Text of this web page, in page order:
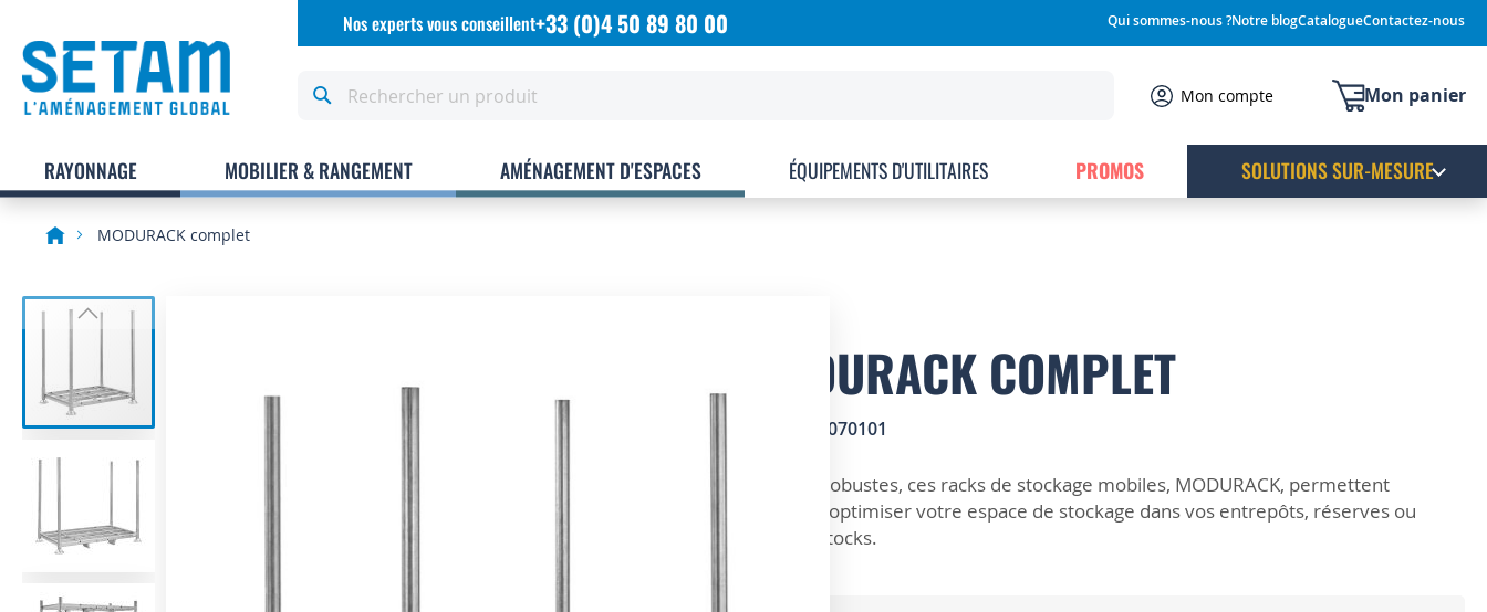
Allez
Qui sommes-nous ?Notre blogCatalogueContactez-nous
Nos experts vous conseillent+33 (0)4 50 89 80 00
Mon panier
Mon compte
RAYONNAGE MOBILIER & RANGEMENT AMÉNAGEMENT D'ESPACES ÉQUIPEMENTS D'UTILITAIRES PROMOS SOLUTIONS SUR-MESURE
MODURACK complet
Skip
to
gallery
MODURACK COMPLET
0103070101
Robustes, ces racks de stockage mobiles, MODURACK, permettent
doptimiser votre espace de stockage dans vos entrepôts, réserves ou
stocks.